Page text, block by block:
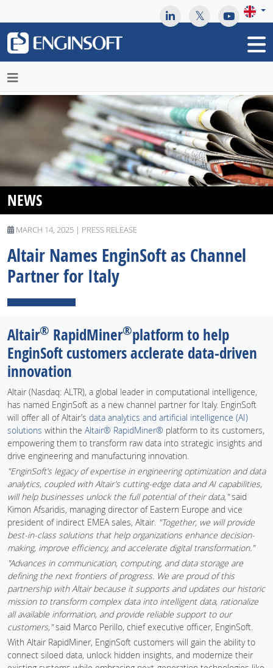
NEWS
MARCH 14, 2025 | PRESS RELEASE
Altair Names EnginSoft as Channel
Partner for Italy
Altair® RapidMiner®platform to help
EnginSoft customers acclerate data-driven
innovation
Altair (Nasdaq: ALTR), a global leader in computational intelligence,
has named EnginSoft as a new channel partner for Italy. EnginSoft
will offer all of Altair’s data analytics and artificial intelligence (AI)
solutions within the Altair® RapidMiner® platform to its customers,
empowering them to transform raw data into strategic insights and
drive engineering and manufacturing innovation.
"EnginSoft’s legacy of expertise in engineering optimization and data
analytics, coupled with Altair’s cutting-edge data and AI capabilities,
will help businesses unlock the full potential of their data,"said
Kimon Afsaridis, managing director of Eastern Europe and vice
president of indirect EMEA sales, Altair. "Together, we will provide
best-in-class solutions that help organizations enhance decision-
making, improve efficiency, and accelerate digital transformation."
"Advances in communication, computing, and data storage are
defining the next frontiers of progress. We are proud of this
partnership with Altair because it supports and updates our historic
mission to transform complex data into intelligent data, rationalize
all available information, and provide reliable support to our
customers,"said Marco Perillo, chief executive officer, EnginSoft.
With Altair RapidMiner, EnginSoft customers will gain the ability to
connect siloed data, unlock hidden insights, and modernize their
May we use cookies to track your activities? We take your
privacy very seriously. Please see our privacy policy for details
and any questions.